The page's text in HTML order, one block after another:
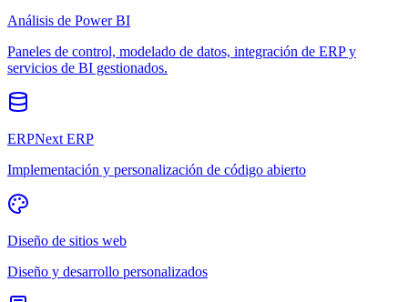
Análisis de Power BI
Paneles de control, modelado de datos, integración de ERP y
servicios de BI gestionados.
ERPNext ERP
Implementación y personalización de código abierto
Diseño de sitios web
Diseño y desarrollo personalizados